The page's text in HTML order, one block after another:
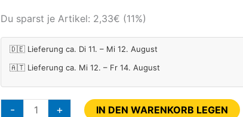
Du sparst je Artikel: 2,33€ (11%)
🇩🇪 Lieferung ca. Di 11. – Mi 12. August
🇦🇹 Lieferung ca. Mi 12. – Fr 14. August
- + IN DEN WARENKORB LEGEN